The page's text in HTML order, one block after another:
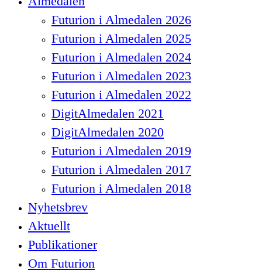
Menu
Futurion i Almedalen 2026
Futurion i Almedalen 2025
Futurion i Almedalen 2024
Futurion i Almedalen 2023
Futurion i Almedalen 2022
DigitAlmedalen 2021
DigitAlmedalen 2020
Futurion i Almedalen 2019
Futurion i Almedalen 2017
Futurion i Almedalen 2018
Nyhetsbrev
Aktuellt
Publikationer
Om Futurion